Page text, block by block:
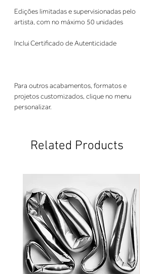
Edições limitadas e supervisionadas pelo
artista, com no máximo 50 unidades
Inclui Certificado de Autenticidade
Para outros acabamentos, formatos e
projetos customizados, clique no menu
personalizar.
Related Products